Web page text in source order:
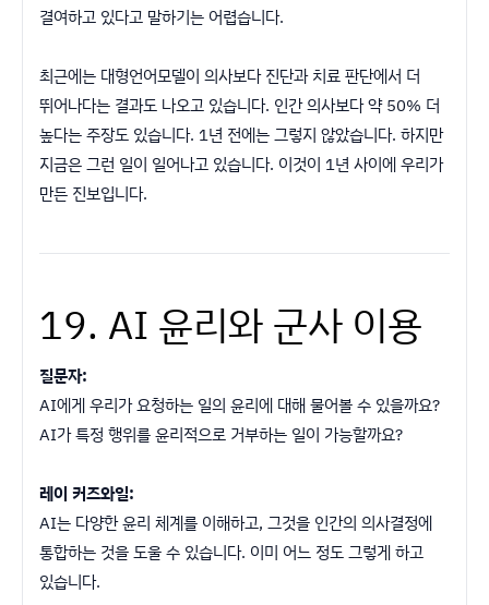
결여하고 있다고 말하기는 어렵습니다.
최근에는 대형언어모델이 의사보다 진단과 치료 판단에서 더
뛰어나다는 결과도 나오고 있습니다. 인간 의사보다 약 50% 더
높다는 주장도 있습니다. 1년 전에는 그렇지 않았습니다. 하지만
지금은 그런 일이 일어나고 있습니다. 이것이 1년 사이에 우리가
만든 진보입니다.
19. AI 윤리와 군사 이용
질문자:
AI에게 우리가 요청하는 일의 윤리에 대해 물어볼 수 있을까요?
AI가 특정 행위를 윤리적으로 거부하는 일이 가능할까요?
레이 커즈와일:
AI는 다양한 윤리 체계를 이해하고, 그것을 인간의 의사결정에
통합하는 것을 도울 수 있습니다. 이미 어느 정도 그렇게 하고
있습니다.